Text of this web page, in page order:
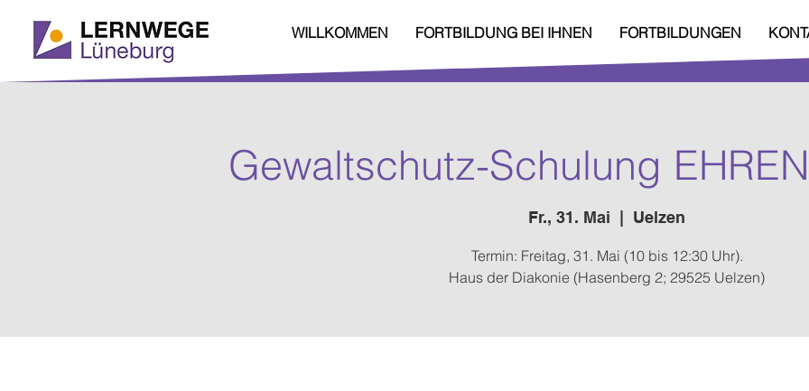
WILLKOMMEN FORTBILDUNG BEI IHNEN FORTBILDUNGEN
Gewaltschutz-Schulung
Fr., 31. Mai Uelzen
Termin: Freitag, 31. Mai (10 bis 12:30 Uhr).
Haus der Diakonie (Hasenberg 2; 29525 Uelzen)